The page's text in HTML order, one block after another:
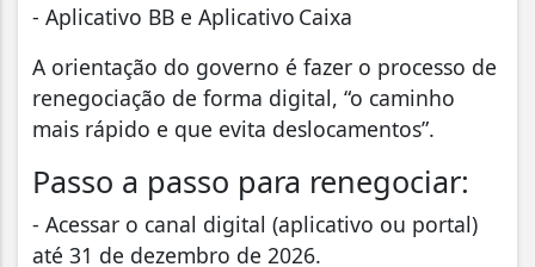
- Aplicativo BB e Aplicativo Caixa
A orientação do governo é fazer o processo de
renegociação de forma digital, “o caminho
mais rápido e que evita deslocamentos”.
Passo a passo para renegociar:
- Acessar o canal digital (aplicativo ou portal)
até 31 de dezembro de 2026.